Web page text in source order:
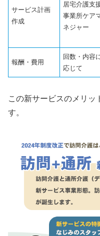
サービス計画
作成
居宅介護支
事業所ケア
ネジャー
報酬・費用
回数・内容
応じて
この新サービスのメリッ
す。